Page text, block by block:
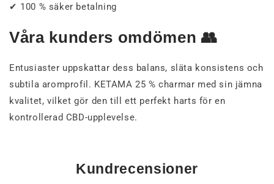
✔ 100 % säker betalning
Våra kunders omdömen 👥
Entusiaster uppskattar dess balans, släta konsistens och
subtila aromprofil. KETAMA 25 % charmar med sin jämna
kvalitet, vilket gör den till ett perfekt harts för en
kontrollerad CBD-upplevelse.
Kundrecensioner